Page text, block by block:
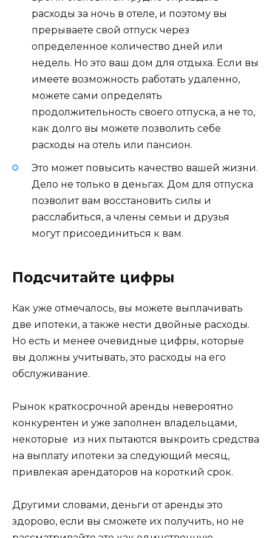
расходы за ночь в отеле, и поэтому вы
прерываете свой отпуск через
определенное количество дней или
недель. Но это ваш дом для отдыха. Если вы
имеете возможность работать удаленно,
можете сами определять
продолжительность своего отпуска, а не то,
как долго вы можете позволить себе
расходы на отель или пансион.
Это может повысить качество вашей жизни.
Дело не только в деньгах. Дом для отпуска
позволит вам восстановить силы и
расслабиться, а члены семьи и друзья
могут присоединиться к вам.
Подсчитайте цифры
Как уже отмечалось, вы можете выплачивать
две ипотеки, а также нести двойные расходы.
Но есть и менее очевидные цифры, которые
вы должны учитывать, это расходы на его
обслуживание.
Рынок краткосрочной аренды невероятно
конкурентен и уже заполнен владельцами,
некоторые из них пытаются выкроить средства
на выплату ипотеки за следующий месяц,
привлекая арендаторов на короткий срок.
Другими словами, деньги от аренды это
здорово, если вы сможете их получить, но не